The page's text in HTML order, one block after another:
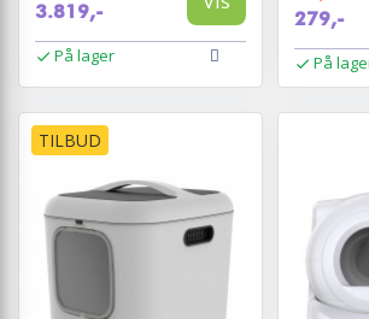
3.819,-
På lager
279,-
På
TILBUD